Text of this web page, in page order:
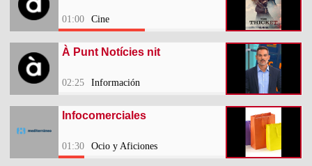
01:00 Cine
À Punt Notícies nit
02:25 Información
Infocomerciales
01:30 Ocio y Aficiones